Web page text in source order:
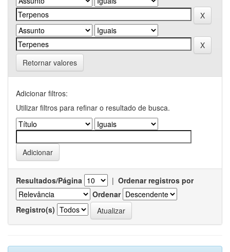
Retornar valores
Adicionar filtros:
Utilizar filtros para refinar o resultado de busca.
Resultados/Página | Ordenar registros por
Ordenar
Registro(s)